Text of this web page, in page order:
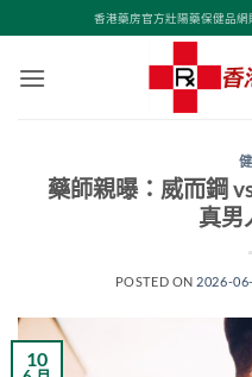
to
content
香港藥房官方壯陽藥保健品
藥師親曝：威而鋼
真男
POSTED ON 2026-
10